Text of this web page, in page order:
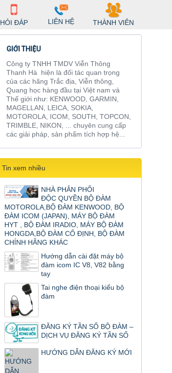
HỎI ĐÁP LIÊN HỆ THÀNH VIÊN
GIỚI THIỆU
Công ty TNHH TMDV Viễn Thông
Thanh Hà hiện là đối tác quan trọng
của các hãng Trắc địa, Viễn thông,
Quang học hàng đầu tại Việt nam và
Thế giới như: KENWOOD, GARMIN,
MAGELLAN, LEICA, SOKIA,
MOTOROLA, ICOM, SOUTH, TOPCON,
TRIMBLE, NIKON, ... chuyên cung cấp
các giải pháp, sản phẩm tích hợp hệ...
Tin xem nhiều
NHÀ PHÂN PHỐI
ĐỘC QUYỀN BỘ ĐÀM
MOTOROLA,BỘ ĐÀM KENWOOD, BỘ
ĐÀM ICOM (JAPAN), MÁY BỘ ĐÀM
HYT , BỘ ĐÀM IRADIO, MÁY BỘ ĐÀM
HONGDA,BỘ ĐÀM CỐ ĐỊNH, BỘ ĐÀM
CHÍNH HÃNG KHÁC
Hướng dẫn cài đặt máy bộ
đàm icom IC V8, V82 bằng
tay
Tai nghe điện thoại kiểu bộ
đàm
ĐĂNG KÝ TẦN SỐ BỘ ĐÀM –
DỊCH VỤ ĐĂNG KÝ TẦN SỐ
HƯỚNG DẪN ĐĂNG KÝ MỚI